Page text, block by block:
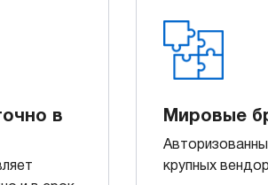
в
Мировые
крупных